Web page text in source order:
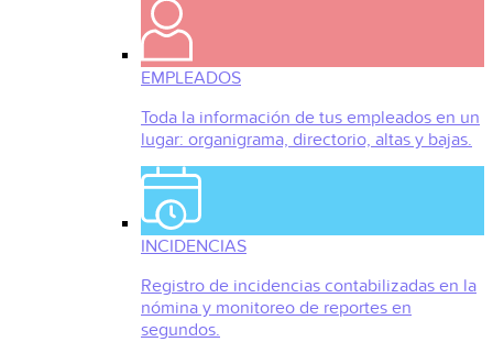
EMPLEADOS
Toda la información de tus empleados en un
lugar: organigrama, directorio, altas y bajas.
INCIDENCIAS
Registro de incidencias contabilizadas en la
nómina y monitoreo de reportes en
segundos.